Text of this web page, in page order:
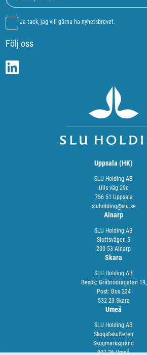
Ja tack, jag vill gärna ha nyhetsbrevet.
Följ oss
Uppsala (HK)
SLU Holding AB
Ulls väg 29c
756 51 Uppsala
sluholding@slu.se
Alnarp
SLU Holding AB
Slottsvägen 5
230 53 Alnarp
Skara
SLU Holding AB
Besök: Gråbrödragatan 19,
Post: Box 234
532 23 Skara
Umeå
SLU Holding AB
Skogsfakulteten
Skogmarksgränd
907 36 Umeå